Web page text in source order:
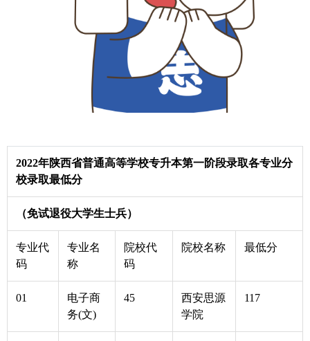
2022年陕西省普通高等学校专升本第一阶段录取各专业分
校录取最低分
（免试退役大学生士兵）
专业代
码
专业名
称
院校代
码
院校名称 最低分
01
电子商
务(文)
45
西安思源
学院
117